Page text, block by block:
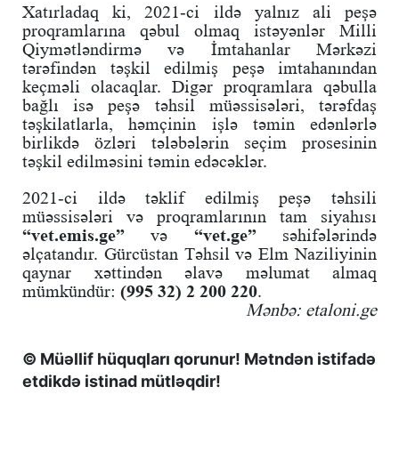
Xatırladaq ki, 2021-ci ildə yalnız ali peşə
proqramlarına qəbul olmaq istəyənlər Milli
Qiymətləndirmə və İmtahanlar Mərkəzi
tərəfindən təşkil edilmiş peşə imtahanından
keçməli olacaqlar. Digər proqramlara qəbulla
bağlı isə peşə təhsil müəssisələri, tərəfdaş
təşkilatlarla, həmçinin işlə təmin edənlərlə
birlikdə özləri tələbələrin seçim prosesinin
təşkil edilməsini təmin edəcəklər.
2021-ci ildə təklif edilmiş peşə təhsili
müəssisələri və proqramlarının tam siyahısı
“vet.emis.ge” və “vet.ge”səhifələrində
əlçatandır. Gürcüstan Təhsil və Elm Naziliyinin
qaynar xəttindən əlavə məlumat almaq
mümkündür: (995 32) 2 200 220.
Mənbə: etaloni.ge
© Müəllif hüquqları qorunur! Mətndən istifadə
etdikdə istinad mütləqdir!